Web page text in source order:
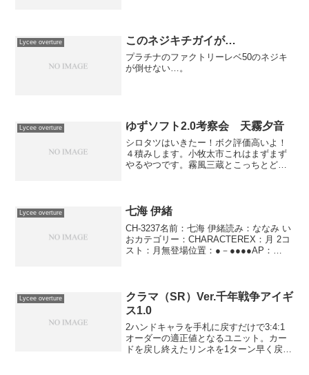
山カードラボさんで開かれて...
Lycee overture このネジキチガイが…
プラチナのファクトリーレベ50のネジキ
が倒せない…。
Lycee overture ゆずソフト2.0考察会 天霧夕音
シロタツはいきたー！ボク評価高いよ！
４積みします。小牧太市これはまずまず
やるやつです。霧風三蔵とこっちとどっ
うほうシロタツ三蔵...
Lycee overture 七海 伊緒
CH-3237名前：七海 伊緒読み：ななみ い
おカテゴリー：CHARACTEREX：月 2コ
スト：月無登場位置：●－●●●●AP：
Lycee overture
クラマ（SR）Ver.千年戦争アイギ
ス1.0
2ハンドキャラを手札に戻すだけで3:4:1
オーダーの適正値となるユニット。カー
ドを戻し終えたリンネを1ターン早く戻し